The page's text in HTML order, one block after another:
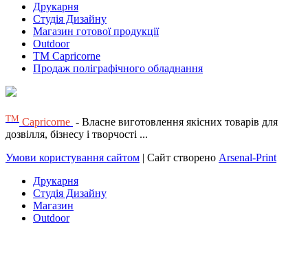
Друкарня
Студія Дизайну
Магазин готової продукції
Outdoor
TM Capricorne
Продаж поліграфічного обладнання
ТМ Capricorne - Власне виготовлення якісних товарів для
дозвілля, бізнесу і творчості ...
Умови користування сайтом | Сайт створено Arsenal-Print
Друкарня
Студія Дизайну
Магазин
Outdoor